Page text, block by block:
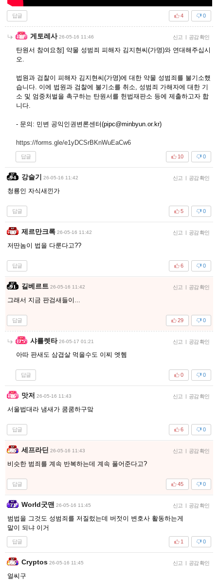
답글 0
4
게토레사 26-05-16 11:46 신고 | 공감 확인
탄원서 참여요청] 약물 성범죄 피해자 김지현씨(가명)와 연대해주십시
오.
법원과 검찰이 피해자 김지현씨(가명)에 대한 약물 성범죄를 불기소했
습니다. 이에 법원과 검찰에 불기소를 취소, 성범죄 가해자에 대한 기
소 및 엄중처벌을 촉구하는 탄원서를 헌법재판소 등에 제출하고자 합
니다.
- 문의: 민변 공익인권변론센터(pipc@minbyun.or.kr)
https://forms.gle/e1yDCSrBKnWuEaCw6
답글 0
10
강슬기 26-05-16 11:42 신고 | 공감 확인
청룡인 자식새낀가
답글 0
5
제르만크록 26-05-16 11:42 신고 | 공감 확인
저딴놈이 법을 다룬다고??
답글 0
6
길베르트 26-05-16 11:42 신고 | 공감 확인
그래서 지금 판검새들이...
답글 0
29
샤를렛타 26-05-17 01:21 신고 | 공감 확인
아따 판새도 삼겹살 먹을수도 이찌 엣헴
답글 0
0
맛저 26-05-16 11:43 신고 | 공감 확인
서울법대라 냄새가 쿰쿰하구맠
답글 0
6
세프라딘 26-05-16 11:43 신고 | 공감 확인
비슷한 범죄를 계속 반복하는데 계속 풀어준다고?
답글 0
45
World굿맨 26-05-16 11:45 신고 | 공감 확인
범법을 그것도 성범죄를 저질렀는데 버젓이 변호사 활동하는게
말이 되냐 이거
답글 0
1
Cryptos 26-05-16 11:45 신고 | 공감 확인
얼씨구